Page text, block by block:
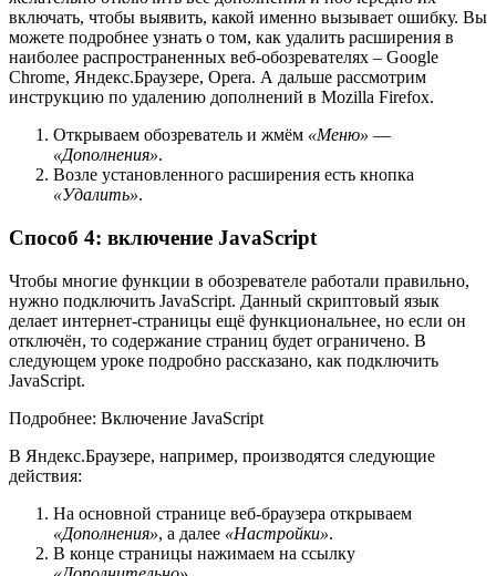
включать, чтобы выявить, какой именно вызывает ошибку. Вы
можете подробнее узнать о том, как удалить расширения в
наиболее распространенных веб-обозревателях – Google
Chrome, Яндекс.Браузере, Opera. А дальше рассмотрим
инструкцию по удалению дополнений в Mozilla Firefox.
Открываем обозреватель и жмём «Меню» —
«Дополнения».
Возле установленного расширения есть кнопка
«Удалить».
Способ 4: включение JavaScript
Чтобы многие функции в обозревателе работали правильно,
нужно подключить JavaScript. Данный скриптовый язык
делает интернет-страницы ещё функциональнее, но если он
отключён, то содержание страниц будет ограничено. В
следующем уроке подробно рассказано, как подключить
JavaScript.
Подробнее: Включение JavaScript
В Яндекс.Браузере, например, производятся следующие
действия:
На основной странице веб-браузера открываем
«Дополнения», а далее «Настройки».
В конце страницы нажимаем на ссылку